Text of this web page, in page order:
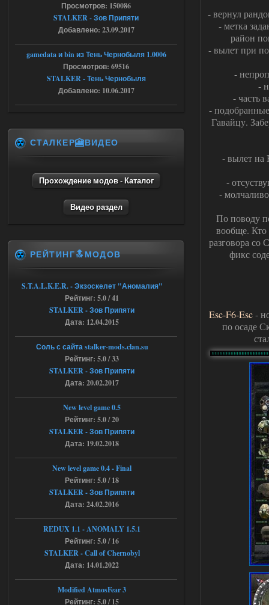
- вернул
- метка
район
- вылет при
-
-
- часть
-
Гавайцу.
- вылет на
-
-
По поводу
вообще. Кто
разговора со
фикс
Esc-F6-Esc-
по осаде
Объединенный Пак 2 + OGSR +
STCoP WP 3.4
15:03
andreyforest1993
это и есть эта версия мода
Объединенный Пак 2 + OGSR
+ STCoP WP 3.4, только нет ни каких
анимаций курения и анимаций еды и
Объединенный Пак 2 + OGSR +
STCoP WP 3.4
6a53045b746b6f2d80812029a
Объединенный Пак 2 + OGSR +
STCoP WP 3.4
11:30
Stalker-Mods-Clan-su
Доступно только для пользователей
Ответить ➤
04.08.2026
Объединенный Пак 2 + OGSR +
STCoP WP 3.4
andreyforest1993
там есть опция расшириные
анимации нпс, я поставил
галочку но толку ноль, ни каких
анимаций нет, может это что-то другое,
кнопок по поводу анимаций
Последний рассвет - Эпизод 1
22:29
Stalker-Mods-Clan-su
Доступно только для пользователей
Объединенный Пак 2 + OGSR +
Просмотров: 150086
STALKER - Зов Припяти
Добавлено: 23.09.2017
gamedata и bin из Тень Чернобыля 1.0006
Просмотров: 69516
STALKER - Тень Чернобыля
Добавлено: 10.06.2017
СТАЛКЕР🎦ВИДЕО
Прохождение модов - Каталог
Видео раздел
РЕЙТИНГ🔝МОДОВ
S.T.A.L.K.E.R. - Экзоскелет "Аномалия"
Рейтинг: 5.0 / 41
STALKER - Зов Припяти
Дата: 12.04.2015
Соль с сайта stalker-mods.clan.su
Рейтинг: 5.0 / 33
STALKER - Зов Припяти
Дата: 20.02.2017
New level game 0.5
Рейтинг: 5.0 / 20
STALKER - Зов Припяти
Дата: 19.02.2018
New level game 0.4 - Final
Рейтинг: 5.0 / 18
STALKER - Зов Припяти
Дата: 24.02.2016
REDUX 1.1​​​​​​​ - ANOMALY 1.5.1
Рейтинг: 5.0 / 16
STALKER - Call of Chernobyl
Дата: 14.01.2022
Modified AtmosFear 3
Рейтинг: 5.0 / 15